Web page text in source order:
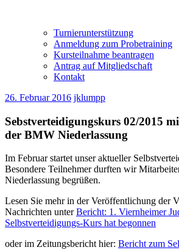
Turnierunterstützung
Anmeldung zum Probetraining
Kursteilnahme beantragen
Antrag auf Mitgliedschaft
Kontakt
26. Februar 2016 jklumpp
Sebstverteidigungskurs 02/2015
der BMW Niederlassung
Im Februar startet unser aktueller
Besondere Teilnehmer durften wir
Niederlassung begrüßen.
Lesen Sie mehr in der Veröffentlichung der
Nachrichten unterBericht: 1. Viernheimer
Selbstverteidigungs-Kurs hat begonnen
oder im Zeitungsbericht hier: Bericht zum